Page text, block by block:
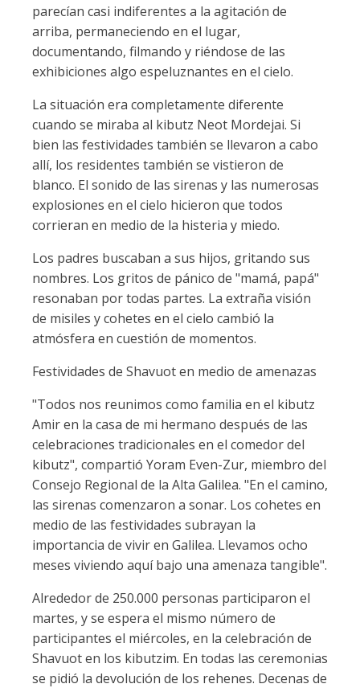
parecían casi indiferentes a la agitación de
arriba, permaneciendo en el lugar,
documentando, filmando y riéndose de las
exhibiciones algo espeluznantes en el cielo.
La situación era completamente diferente
cuando se miraba al kibutz Neot Mordejai. Si
bien las festividades también se llevaron a cabo
allí, los residentes también se vistieron de
blanco. El sonido de las sirenas y las numerosas
explosiones en el cielo hicieron que todos
corrieran en medio de la histeria y miedo.
Los padres buscaban a sus hijos, gritando sus
nombres. Los gritos de pánico de "mamá, papá"
resonaban por todas partes. La extraña visión
de misiles y cohetes en el cielo cambió la
atmósfera en cuestión de momentos.
Festividades de Shavuot en medio de amenazas
"Todos nos reunimos como familia en el kibutz
Amir en la casa de mi hermano después de las
celebraciones tradicionales en el comedor del
kibutz", compartió Yoram Even-Zur, miembro del
Consejo Regional de la Alta Galilea. "En el camino,
las sirenas comenzaron a sonar. Los cohetes en
medio de las festividades subrayan la
importancia de vivir en Galilea. Llevamos ocho
meses viviendo aquí bajo una amenaza tangible".
Alrededor de 250.000 personas participaron el
martes, y se espera el mismo número de
participantes el miércoles, en la celebración de
Shavuot en los kibutzim. En todas las ceremonias
se pidió la devolución de los rehenes. Decenas de